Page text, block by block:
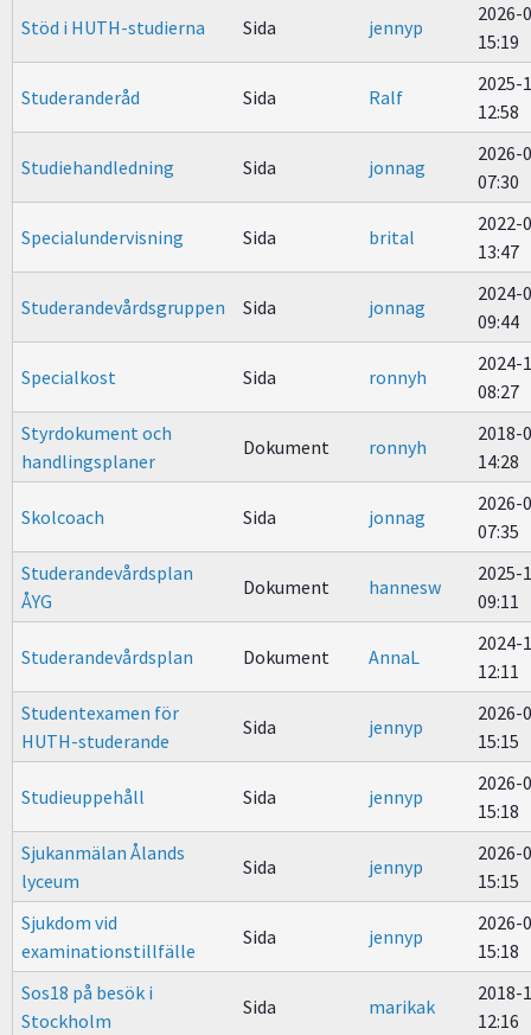
Stöd i HUTH-studierna Sida jennyp
2026-
15:19
Studeranderåd Sida Ralf
2025-
12:58
Studiehandledning Sida jonnag
2026-
07:30
Specialundervisning Sida brital
2022-
13:47
Studerandevårdsgruppen Sida jonnag
2024-
09:44
Specialkost Sida ronnyh
2024-
08:27
Styrdokument och
handlingsplaner
Dokument ronnyh
2018-
14:28
Skolcoach Sida jonnag
2026-
07:35
Studerandevårdsplan
ÅYG
Dokument hannesw
2025-
09:11
Studerandevårdsplan Dokument AnnaL
2024-
12:11
Studentexamen för
HUTH-studerande
Sida jennyp
2026-
15:15
Studieuppehåll Sida jennyp
2026-
15:18
Sjukanmälan Ålands
lyceum
Sida jennyp
2026-
15:15
Sjukdom vid
examinationstillfälle
Sida jennyp
2026-
15:18
Sos18 på besök i
Stockholm
Sida marikak
2018-
12:16